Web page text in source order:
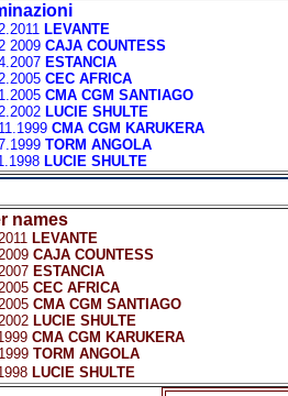
LEVANTE
2009 CAJA COUNTESS
ESTANCIA
CEC AFRICA
CMA CGM SANTIAGO
LUCIE SHULTE
CMA CGM KARUKERA
TORM ANGOLA
LUCIE SHULTE
names
LEVANTE
CAJA COUNTESS
ESTANCIA
CEC AFRICA
CMA CGM SANTIAGO
LUCIE SHULTE
CMA CGM KARUKERA
TORM ANGOLA
LUCIE SHULTE